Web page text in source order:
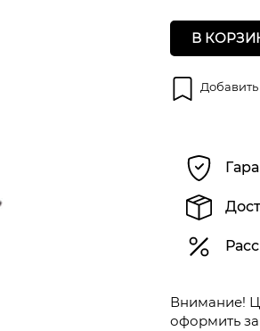
В
Внимание!
оформить